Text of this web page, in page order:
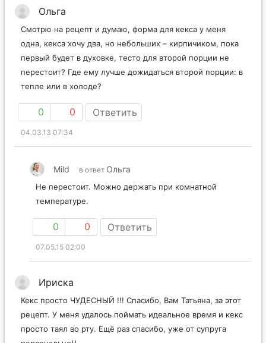
Ольга
Смотрю на рецепт и думаю, форма для кекса у меня
одна, кекса хочу два, но небольших – кирпичиком, пока
первый будет в духовке, тесто для второй порции не
перестоит? Где ему лучше дожидаться второй порции: в
тепле или в холоде?
0 0 Ответить
04.03.13 07:34
Mild в ответ Ольга
Не перестоит. Можно держать при комнатной
температуре.
0 0 Ответить
07.05.15 02:00
Ириска
Кекс просто ЧУДЕСНЫЙ !!! Спасибо, Вам Татьяна, за этот
рецепт. У меня удалось поймать идеальное время и кекс
просто таял во рту. Ещё раз спасибо, уже от супруга